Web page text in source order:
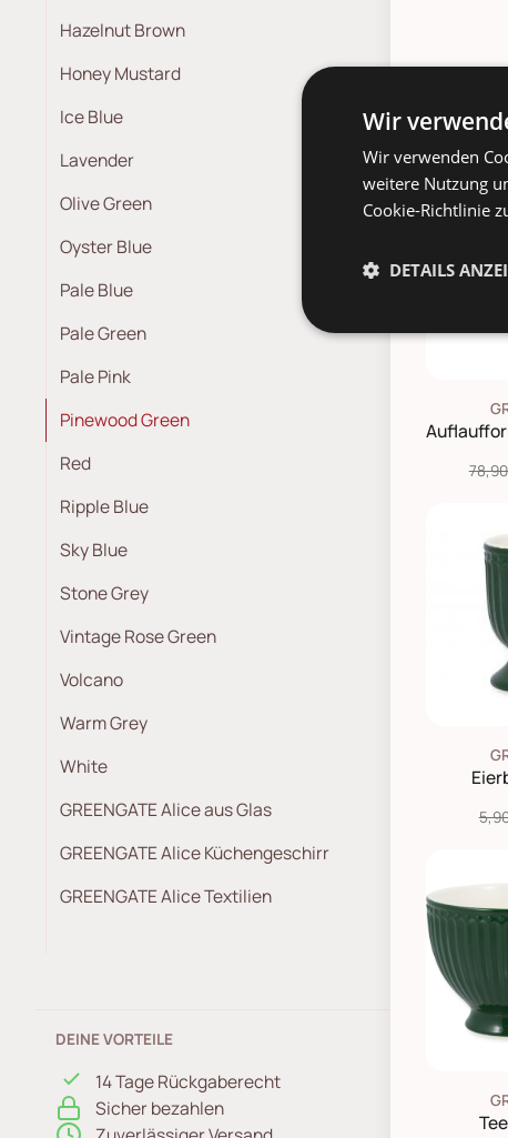
Hazelnut Brown
Honey Mustard
Ice Blue
Lavender
Olive Green
Oyster Blue
Pale Blue
Pale Green
Pale Pink
Pinewood Green
Red
Ripple Blue
Sky Blue
Stone Grey
Vintage Rose Green
Volcano
Warm Grey
White
GREENGATE Alice aus Glas
GREENGATE Alice Küchengeschirr
GREENGATE Alice Textilien
DEINE VORTEILE
14 Tage Rückgaberecht
Sicher bezahlen
SALE
Wir
Wir verwenden
weitere Nutzung
Cookie-Richtlinie
DETAILS